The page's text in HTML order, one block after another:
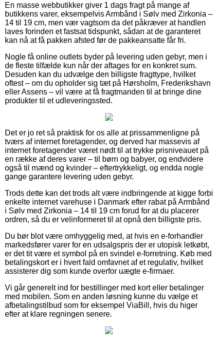
En masse webbutikker giver 1 dags fragt på mange af
butikkens varer, eksempelvis Armbånd i Sølv med Zirkonia –
14 til 19 cm, men vær vagtsom da det påkræver at handlen
laves forinden et fastsat tidspunkt, sådan at de garanteret
kan nå at få pakken afsted før de pakkeansatte får fri.
Nogle få online outlets byder på levering uden gebyr, men i
de fleste tilfælde kun når der aftages for en konkret sum.
Desuden kan du udvælge den billigste fragttype, hvilket
oftest – om du opholder sig tæt på Hørsholm, Frederikshavn
eller Assens – vil være at få fragtmanden til at bringe dine
produkter til et udleveringssted.
Det er jo ret så praktisk for os alle at prissammenligne på
tværs af internet foretagender, og derved har massevis af
internet foretagender været nødt til at trykke prisniveauet på
en række af deres varer – til børn og babyer, og endvidere
også til mænd og kvinder – eftertrykkeligt, og endda nogle
gange garantere levering uden gebyr.
Trods dette kan det trods alt være indbringende at kigge forbi
enkelte internet varehuse i Danmark efter rabat på Armbånd
i Sølv med Zirkonia – 14 til 19 cm forud for at du placerer
ordren, så du er velinformeret til at opnå den billigste pris.
Du bør blot være omhyggelig med, at hvis en e-forhandler
markedsfører varer for en udsalgspris der er utopisk letkøbt,
er det tit være et symbol på en svindel e-forretning. Køb med
betalingskort er i hvert fald omfavnet af et regulativ, hvilket
assisterer dig som kunde overfor uægte e-firmaer.
Vi går generelt ind for bestillinger med kort eller betalinger
med mobilen. Som en anden løsning kunne du vælge et
afbetalingstilbud som for eksempel ViaBill, hvis du higer
efter at klare regningen senere.